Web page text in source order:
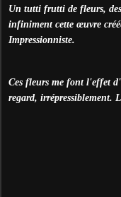
Un tutti frutti de fleurs,
infiniment cette œuvre
Impressionniste.
Ces fleurs me font l'effet
regard, irrépressiblement.